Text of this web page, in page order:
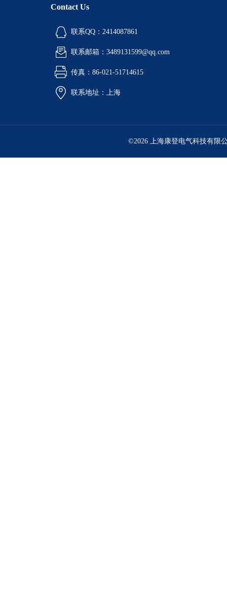
Contact Us
联系QQ：2414087861
联系邮箱：3489131599@qq.com
传真：86-021-51714615
联系地址：上海
©2026 上海康登电气科技有限